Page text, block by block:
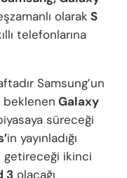
olarak S
telefonlarına
Samsung’un
beklenen Galaxy
süreceği
in yayınladığı
getireceği ikinci
3 olacağı